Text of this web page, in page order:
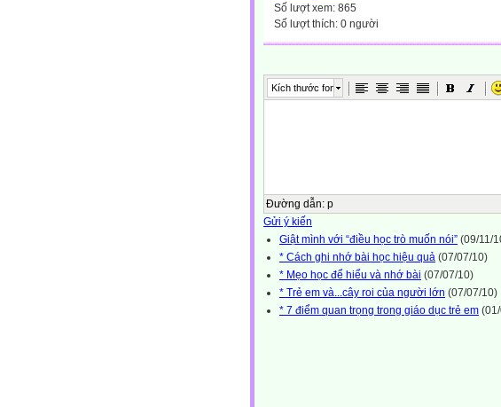
Số lượt xem: 865
Số lượt thích: 0 người
Kích thước font
Đường dẫn: p
Gửi ý kiến
Giật mình với “điều học trò muốn nói” (09/11/
* Cách ghi nhớ bài học hiệu quả (07/07/10)
* Mẹo học để hiểu và nhớ bài (07/07/10)
* Trẻ em và...cây roi của người lớn (07/07/10)
* 7 điểm quan trọng trong giáo dục trẻ em